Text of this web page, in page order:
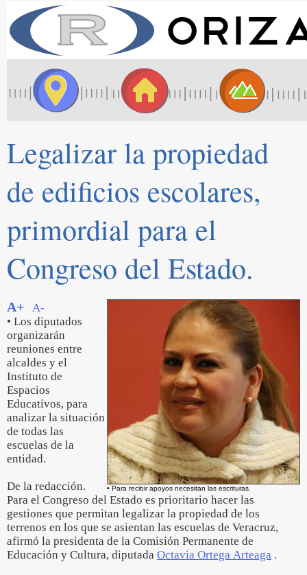
Legalizar la propiedad
de edificios escolares,
primordial para el
Congreso del Estado.
• Para recibir apoyos necesitan las escrituras.
A+
A-
• Los diputados
organizarán
reuniones entre
alcaldes y el
Instituto de
Espacios
Educativos, para
analizar la situación
de todas las
escuelas de la
entidad.
De la redacción.
Para el Congreso del Estado es prioritario hacer las
gestiones que permitan legalizar la propiedad de los
terrenos en los que se asientan las escuelas de Veracruz,
afirmó la presidenta de la Comisión Permanente de
Educación y Cultura, diputada Octavia Ortega Arteaga .